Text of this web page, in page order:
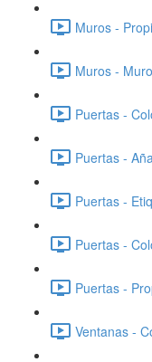
Muros -
Muros -
Puertas -
Puertas -
Puertas -
Puertas -
Puertas -
Ventanas -